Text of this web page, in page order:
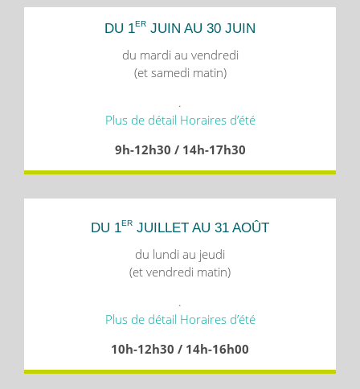
DU 1ER JUIN AU 30 JUIN
du mardi au vendredi
(et samedi matin)
.
Plus de détail Horaires d’été
9h-12h30 / 14h-17h30
DU 1ER JUILLET AU 31 AOÛT
du lundi au jeudi
(et vendredi matin)
.
Plus de détail Horaires d’été
10h-12h30 / 14h-16h00